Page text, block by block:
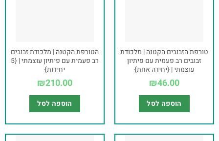
טורפת הזבובים הקטנה | מלכודת
זבובים רב פעמית עם פיתיון
עוצמתי | {יחידה אחת}
₪46.00
הוספה לסל
הטורפת הקטנה | מלכודת זבובים
רב פעמית עם פיתיון עוצמתי | {5
יחידות}
₪210.00
הוספה לסל